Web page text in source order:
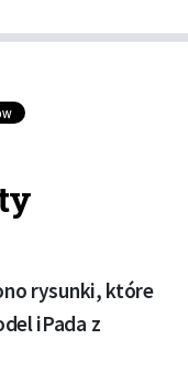
rysunki, które
iPada z